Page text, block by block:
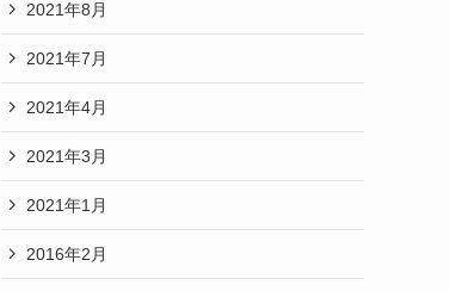
2021年8月
2021年7月
2021年4月
2021年3月
2021年1月
2016年2月